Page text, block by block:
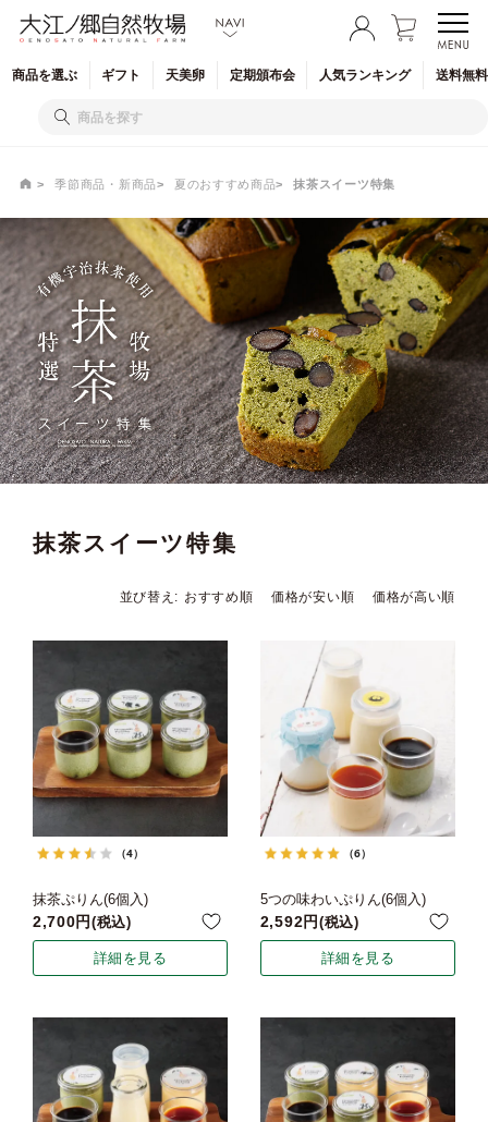
商品を選ぶ ギフト 天美卵 定期頒布会 人気ランキング 送料無
季節商品・新商品 夏のおすすめ商品 抹茶スイーツ特集
抹茶スイーツ特集
抹茶スイーツ特集
並び替え おすすめ順 価格が安い順 価格が高い順
（4）
抹茶ぷりん(6個入)
2,700 税込
詳細を見る
（6）
5つの味わいぷりん(6個入)
2,592 税込
詳細を見る